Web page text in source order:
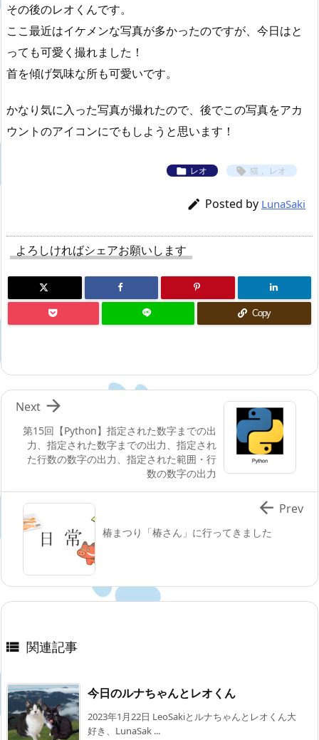
その後のレオくんです。
ここ最近はイケメンな写真が多かったのですが、今日はと
っても可愛く撮れました！
首を傾げ気味な所も可愛いです。
かなり気に入った写真が撮れたので、後でこの写真をアカ
ウントのアイコンにでもしようと思います！
 レオ  猫 , レオ
 Posted by LunaSaki
よろしければシェアお願いします
Copy
第15回【Python】指定された数字までの出
力、指定された数字までの出力、指定され
た行数の数字の出力、指定された範囲・行
数の数字の出力

Next
椿まつり「椿さん」に行ってきました
 Prev
 関連記事
今日のルナちゃんとレオくん
2023年1月22日 LeoSakiとルナちゃんとレオくん大
好き、LunaSak ...